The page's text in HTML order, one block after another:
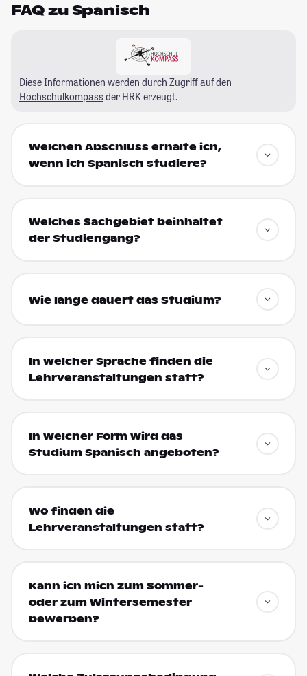
FAQ zu Spanisch
Diese Informationen werden durch Zugriff auf den
Hochschulkompass der HRK erzeugt.
Welchen Abschluss erhalte ich,
wenn ich Spanisch studiere?
Welches Sachgebiet beinhaltet
der Studiengang?
Wie lange dauert das Studium?
In welcher Sprache finden die
Lehrveranstaltungen statt?
In welcher Form wird das
Studium Spanisch angeboten?
Wo finden die
Lehrveranstaltungen statt?
Kann ich mich zum Sommer-
oder zum Wintersemester
bewerben?